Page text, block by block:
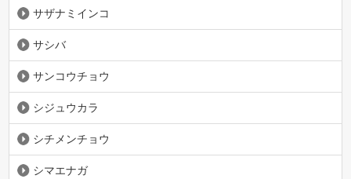
サザナミインコ
サシバ
サンコウチョウ
シジュウカラ
シチメンチョウ
シマエナガ